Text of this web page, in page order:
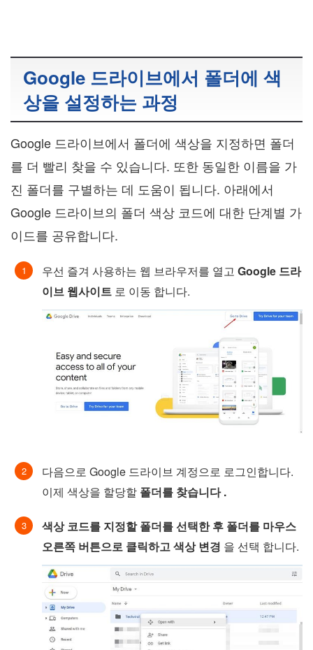
Google 드라이브에서 폴더에 색
상을 설정하는 과정
Google 드라이브에서 폴더에 색상을 지정하면 폴더
를 더 빨리 찾을 수 있습니다. 또한 동일한 이름을 가
진 폴더를 구별하는 데 도움이 됩니다. 아래에서
Google 드라이브의 폴더 색상 코드에 대한 단계별 가
이드를 공유합니다.
우선 즐겨 사용하는 웹 브라우저를 열고 Google 드라
이브 웹사이트 로 이동 합니다.
다음으로 Google 드라이브 계정으로 로그인합니다.
이제 색상을 할당할 폴더를 찾습니다 .
색상 코드를 지정할 폴더를 선택한 후 폴더를 마우스
오른쪽 버튼으로 클릭하고 색상 변경 을 선택 합니다.